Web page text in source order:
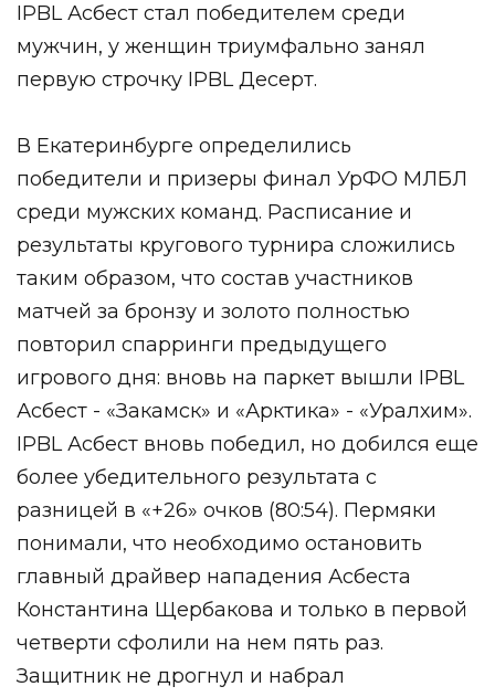
IPBL Асбест стал победителем среди
мужчин, у женщин триумфально занял
первую строчку IPBL Десерт.
В Екатеринбурге определились
победители и призеры финал УрФО МЛБЛ
среди мужских команд. Расписание и
результаты кругового турнира сложились
таким образом, что состав участников
матчей за бронзу и золото полностью
повторил спарринги предыдущего
игрового дня: вновь на паркет вышли IPBL
Асбест - «Закамск» и «Арктика» - «Уралхим».
IPBL Асбест вновь победил, но добился еще
более убедительного результата с
разницей в «+26» очков (80:54). Пермяки
понимали, что необходимо остановить
главный драйвер нападения Асбеста
Константина Щербакова и только в первой
четверти сфолили на нем пять раз.
Защитник не дрогнул и набрал